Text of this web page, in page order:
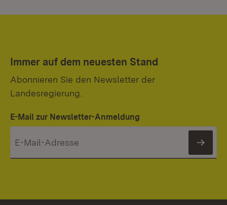
Immer auf dem neuesten Stand
Abonnieren Sie den Newsletter der
Landesregierung.
E-Mail zur Newsletter-Anmeldung